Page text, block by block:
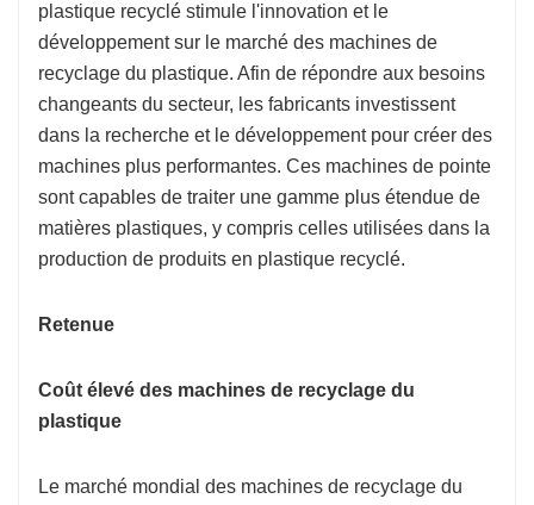
plastique recyclé stimule l'innovation et le
développement sur le marché des machines de
recyclage du plastique. Afin de répondre aux besoins
changeants du secteur, les fabricants investissent
dans la recherche et le développement pour créer des
machines plus performantes. Ces machines de pointe
sont capables de traiter une gamme plus étendue de
matières plastiques, y compris celles utilisées dans la
production de produits en plastique recyclé.
Retenue
Coût élevé des machines de recyclage du
plastique
Le marché mondial des machines de recyclage du